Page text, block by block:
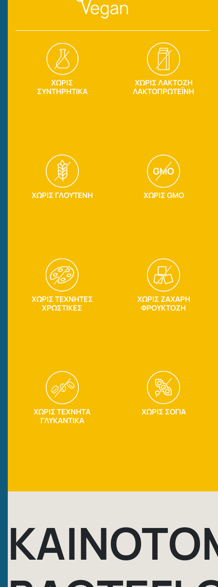
ΧΩΡΙΣ
ΣΥΝΤΗΡΗΤΙΚΑ
ΧΩΡΙΣ ΛΑΚΤΟΖΗ
ΛΑΚΤΟΠΡΩΤΕΪΝΗ
ΧΩΡΙΣ ΓΛΟΥΤΕΝΗ ΧΩΡΙΣ GMO
ΧΩΡΙΣ ΤΕΧΝΗΤΕΣ
ΧΡΩΣΤΙΚΕΣ
ΧΩΡΙΣ ΖΑΧΑΡΗ
ΦΡΟΥΚΤΟΖΗ
ΧΩΡΙΣ ΤΕΧΝΗΤΑ
ΓΛΥΚΑΝΤΙΚΑ
ΧΩΡΙΣ ΣΟΓΙΑ